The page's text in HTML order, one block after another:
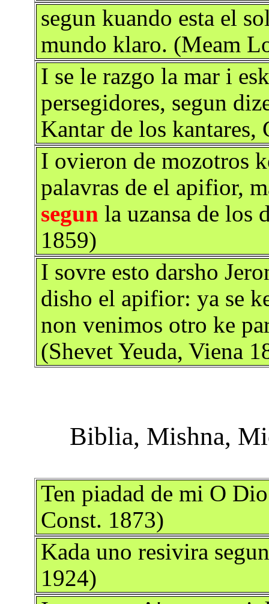
segun kuando esta el
mundo klaro. (Meam
I se le razgo la mar i
persegidores, segun
Kantar de los kantares,
I ovieron de mozotros
palavras de el apifior,
segun la uzansa de los
1859)
I sovre esto darsho
disho el apifior: ya se
non venimos otro ke
(Shevet Yeuda, Viena
Ten piadad de mi O
Const. 1873)
Kada uno resivira
1924)